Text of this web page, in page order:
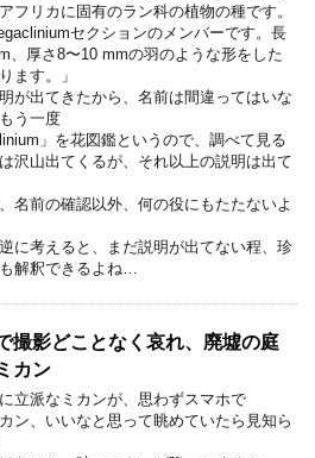
フリカに固有のラン科の植物の種です。
セクションのメンバーです。長
、厚さ8〜10 mmの羽のような形をした
ます。」
が出てきたから、名前は間違ってはいな
う一度
」を花図鑑というので、調べて見る
沢山出てくるが、それ以上の説明は出て
名前の確認以外、何の役にもたたないよ
に考えると、まだ説明が出てない程、珍
解釈できるよね…
撮影どことなく哀れ、廃墟の庭
カン
立派なミカンが、思わずスマホで
ン、いいなと思って眺めていたら見知ら